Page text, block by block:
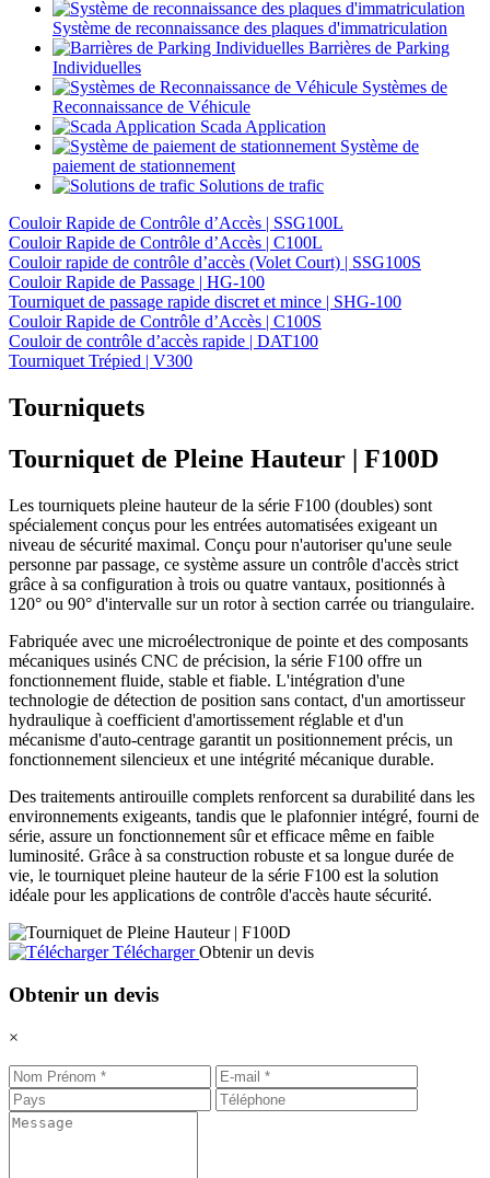
Système de reconnaissance des plaques d'immatriculation
Barrières de Parking
Individuelles
Systèmes de
Reconnaissance de Véhicule
Scada Application
Système de
paiement de stationnement
Solutions de trafic
Couloir Rapide de Contrôle d’Accès | SSG100L
Couloir Rapide de Contrôle d’Accès | C100L
Couloir rapide de contrôle d’accès (Volet Court) | SSG100S
Couloir Rapide de Passage | HG-100
Tourniquet de passage rapide discret et mince | SHG-100
Couloir Rapide de Contrôle d’Accès | C100S
Couloir de contrôle d’accès rapide | DAT100
Tourniquet Trépied | V300
Tourniquets
Tourniquet de Pleine Hauteur | F100D
Les tourniquets pleine hauteur de la série F100 (doubles) sont
spécialement conçus pour les entrées automatisées exigeant un
niveau de sécurité maximal. Conçu pour n'autoriser qu'une seule
personne par passage, ce système assure un contrôle d'accès strict
grâce à sa configuration à trois ou quatre vantaux, positionnés à
120° ou 90° d'intervalle sur un rotor à section carrée ou triangulaire.
Fabriquée avec une microélectronique de pointe et des composants
mécaniques usinés CNC de précision, la série F100 offre un
fonctionnement fluide, stable et fiable. L'intégration d'une
technologie de détection de position sans contact, d'un amortisseur
hydraulique à coefficient d'amortissement réglable et d'un
mécanisme d'auto-centrage garantit un positionnement précis, un
fonctionnement silencieux et une intégrité mécanique durable.
Des traitements antirouille complets renforcent sa durabilité dans les
environnements exigeants, tandis que le plafonnier intégré, fourni de
série, assure un fonctionnement sûr et efficace même en faible
luminosité. Grâce à sa construction robuste et sa longue durée de
vie, le tourniquet pleine hauteur de la série F100 est la solution
idéale pour les applications de contrôle d'accès haute sécurité.
TéléchargerObtenir un devis
Obtenir un devis
×